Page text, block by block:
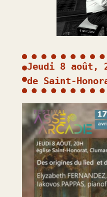
Jeudi 8 août,
de Saint-